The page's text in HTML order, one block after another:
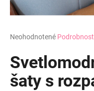
Priemerné
produktu
je
0,0
z
Neohodnotené
šaty s